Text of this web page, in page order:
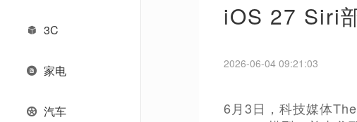
3C
家电
汽车
iOS 27 Siri
2026-06-04 09:21:03
6月3日，科技媒体